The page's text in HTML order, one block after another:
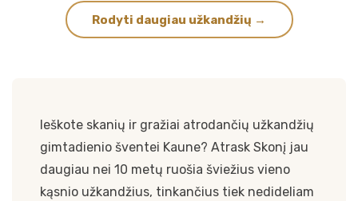
Rodyti daugiau užkandžių →
Ieškote skanių ir gražiai atrodančių užkandžių
gimtadienio šventei Kaune? Atrask Skonį jau
daugiau nei 10 metų ruošia šviežius vieno
kąsnio užkandžius, tinkančius tiek nedideliam